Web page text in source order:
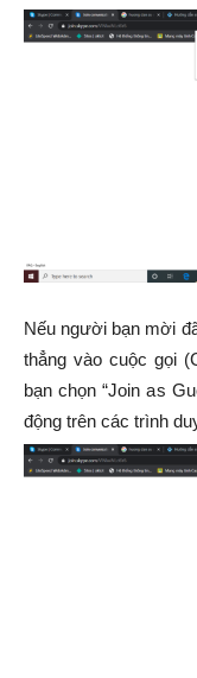
Nếu người bạn mời
thẳng vào cuộc gọi
bạn chọn “Join as
động trên các trình